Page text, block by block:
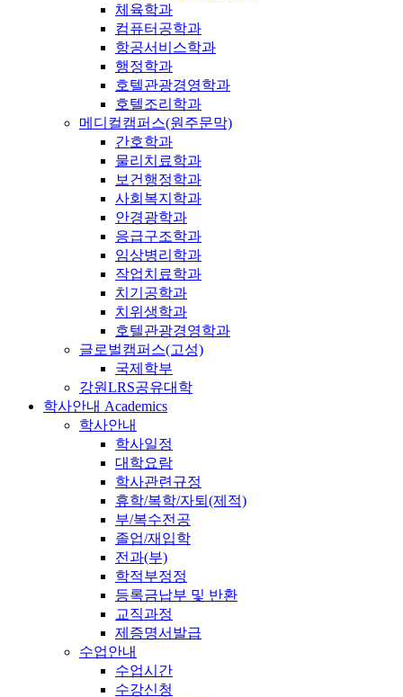
체육학과
컴퓨터공학과
항공서비스학과
행정학과
호텔관광경영학과
호텔조리학과
메디컬캠퍼스(원주문막)
간호학과
물리치료학과
보건행정학과
사회복지학과
안경광학과
응급구조학과
임상병리학과
작업치료학과
치기공학과
치위생학과
호텔관광경영학과
글로벌캠퍼스(고성)
국제학부
강원LRS공유대학
학사안내 Academics
학사안내
학사일정
대학요람
학사관련규정
휴학/복학/자퇴(제적)
부/복수전공
졸업/재입학
전과(부)
학적부정정
등록금납부 및 반환
교직과정
제증명서발급
수업안내
수업시간
수강신청